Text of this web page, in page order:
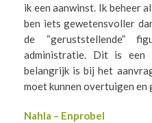
ik een aanwinst. Ik beheer
ben iets gewetensvoller
de “geruststellende”
administratie. Dit is een
belangrijk is bij het
moet kunnen overtuigen en
Nahla – Enprobel